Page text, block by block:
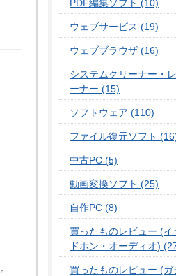
PDF編集ソフト (10)
ウェブサービス (19)
ウェブブラウザ (16)
システムクリーナー・
ーナー (15)
ソフトウェア (110)
ファイル復元ソフト
中古PC (5)
動画変換ソフト (25)
自作PC (8)
買ったものレビュー (イ
ドホン・オーディオ)
買ったものレビュー (ガ